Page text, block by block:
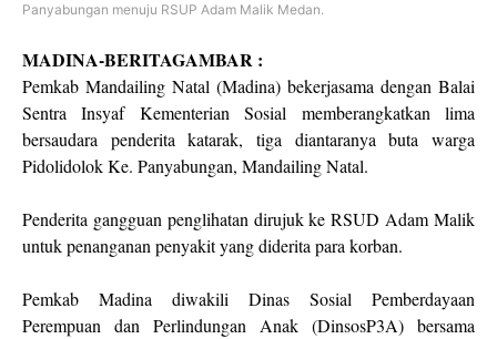
Panyabungan menuju RSUP Adam Malik Medan.
MADINA-BERITAGAMBAR :
Pemkab Mandailing Natal (Madina) bekerjasama dengan Balai
Sentra Insyaf Kementerian Sosial memberangkatkan lima
bersaudara penderita katarak, tiga diantaranya buta warga
Pidolidolok Ke. Panyabungan, Mandailing Natal.
Penderita gangguan penglihatan dirujuk ke RSUD Adam Malik
untuk penanganan penyakit yang diderita para korban.
Pemkab Madina diwakili Dinas Sosial Pemberdayaan
Perempuan dan Perlindungan Anak (DinsosP3A) bersama